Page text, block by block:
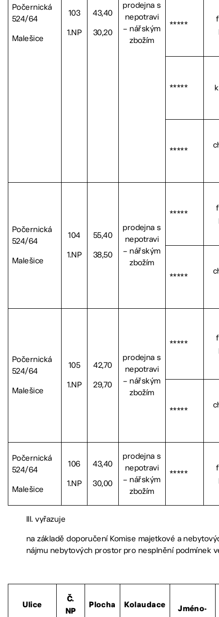
Počernická
524/64
Malešice
103
1.NP
43,40
30,20
prodejna s
nepotravi
– nářským
zbožím
*****
*****
*****
Počernická
524/64
Malešice
104
1.NP
55,40
38,50
prodejna s
nepotravi
– nářským
zbožím
*****
*****
Počernická
524/64
Malešice
105
1.NP
42,70
29,70
prodejna s
nepotravi
– nářským
zbožím
*****
*****
Počernická
524/64
Malešice
106
1.NP
43,40
30,00
prodejna s
nepotravi
– nářským
zbožím
*****
III. vyřazuje
na základě doporučení Komise majetkové a
nájmu nebytových prostor pro nesplnění podmínek
Ulice
Č.
NP
Plocha Kolaudace
Jméno-